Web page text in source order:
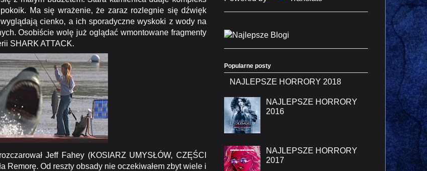
Ma się wrażenie, że zaraz rozlegnie się dźwięk
cienko, a ich sporadyczne wyskoki z wody na
Osobiście wolę już oglądać wmontowane fragmenty
SHARK ATTACK.
Jeff Fahey (KOSIARZ UMYSŁÓW, CZĘŚCI
Remorę. Od reszty obsady nie oczekiwałem zbyt wiele i
Popularne posty
NAJLEPSZE HORRORY 2018
NAJLEPSZE HORRORY
2016
NAJLEPSZE HORRORY
2017